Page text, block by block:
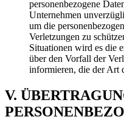
personenbezogene
Unternehmen
um die
Verletzungen zu
Situationen wird es die
über den Vorfall der
informieren, die der Art
V.